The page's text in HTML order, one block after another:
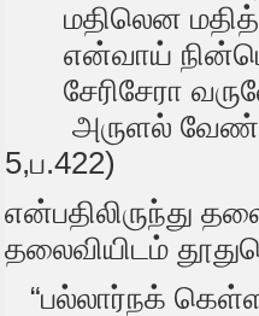
மதிலென
என்வாய்
சேரிசேரா
அருளல்
5,ப.422)
என்பதிலிருந்து
தலைவியிடம்
“பல்லார்நக்